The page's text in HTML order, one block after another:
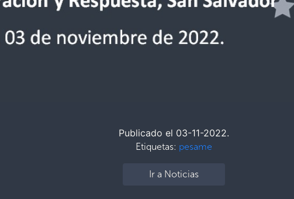
Publicado el 03-11-2022.
Etiquetas: pesame
Ir a Noticias